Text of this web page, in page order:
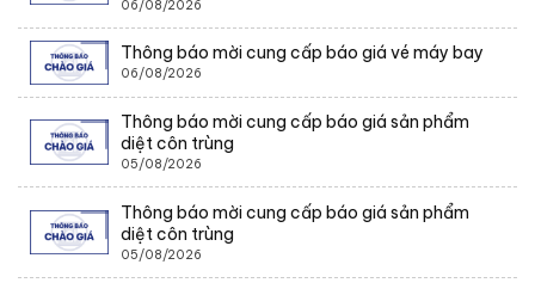
06/08/2026
Thông báo mời cung cấp báo giá vé máy bay
06/08/2026
Thông báo mời cung cấp báo giá sản phẩm
diệt côn trùng
05/08/2026
Thông báo mời cung cấp báo giá sản phẩm
diệt côn trùng
05/08/2026